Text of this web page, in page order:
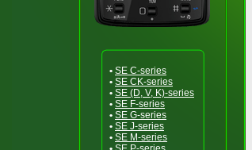
• SE C-series
• SE CK-series
• SE (D, V, K)-series
• SE F-series
• SE G-series
• SE J-series
• SE M-series